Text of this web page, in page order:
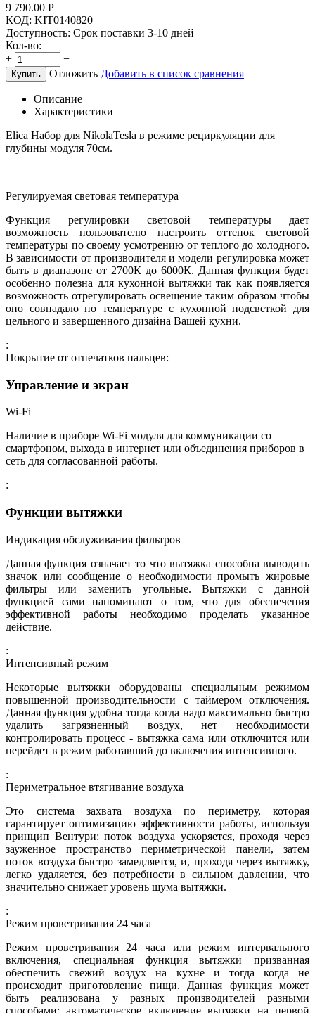
9 790.00 Р
КОД: KIT0140820
Доступность: Срок поставки 3-10 дней
Кол-во:
+
−
Купить Отложить Добавить в список сравнения
Описание
Характеристики
Elica Набор для NikolaTesla в режиме рециркуляции для
глубины модуля 70см.
Регулируемая световая температура
Функция регулировки световой температуры дает
возможность пользователю настроить оттенок световой
температуры по своему усмотрению от теплого до холодного.
В зависимости от производителя и модели регулировка может
быть в диапазоне от 2700К до 6000К. Данная функция будет
особенно полезна для кухонной вытяжки так как появляется
возможность отрегулировать освещение таким образом чтобы
оно совпадало по температуре с кухонной подсветкой для
цельного и завершенного дизайна Вашей кухни.
:
Покрытие от отпечатков пальцев:
Управление и экран
Wi-Fi
Наличие в приборе Wi-Fi модуля для коммуникации со
смартфоном, выхода в интернет или объединения приборов в
сеть для согласованной работы.
:
Функции вытяжки
Индикация обслуживания фильтров
Данная функция означает то что вытяжка способна выводить
значок или сообщение о необходимости промыть жировые
фильтры или заменить угольные. Вытяжки с данной
функцией сами напоминают о том, что для обеспечения
эффективной работы необходимо проделать указанное
действие.
:
Интенсивный режим
Некоторые вытяжки оборудованы специальным режимом
повышенной производительности с таймером отключения.
Данная функция удобна тогда когда надо максимально быстро
удалить загрязненный воздух, нет необходимости
контролировать процесс - вытяжка сама или отключится или
перейдет в режим работавший до включения интенсивного.
:
Периметральное втягивание воздуха
Это система захвата воздуха по периметру, которая
гарантирует оптимизацию эффективности работы, используя
принцип Вентури: поток воздуха ускоряется, проходя через
зауженное пространство периметрической панели, затем
поток воздуха быстро замедляется, и, проходя через вытяжку,
легко удаляется, без потребности в сильном давлении, что
значительно снижает уровень шума вытяжки.
:
Режим проветривания 24 часа
Режим проветривания 24 часа или режим интервального
включения, специальная функция вытяжки призванная
обеспечить свежий воздух на кухне и тогда когда не
происходит приготовление пищи. Данная функция может
быть реализована у разных производителей разными
способами: автоматическое включение вытяжки на первой